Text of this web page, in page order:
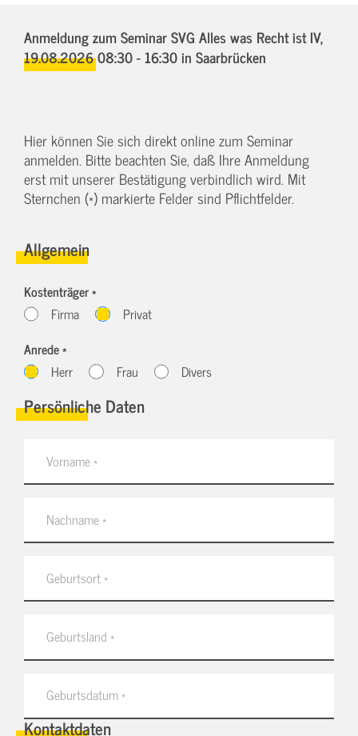
Anmeldung zum Seminar SVG Alles was Recht ist IV,
19.08.2026 08:30 - 16:30in Saarbrücken
Hier können Sie sich direkt online zum Seminar
anmelden. Bitte beachten Sie, daß Ihre Anmeldung
erst mit unserer Bestätigung verbindlich wird. Mit
Sternchen (*) markierte Felder sind Pflichtfelder.
Allgemein
Kostenträger *
Firma
Privat
Anrede *
Herr
Frau Divers
Persönliche Daten
Kontaktdaten